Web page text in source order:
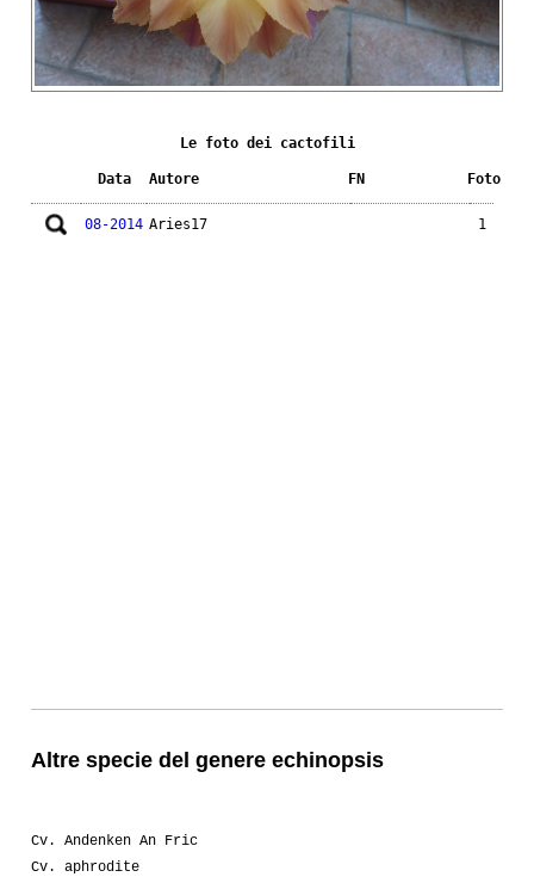
Le foto dei cactofili
Data Autore FN Foto
08-2014 Aries17 1
Altre specie del genere echinopsis
Cv. Andenken An Fric
Cv. aphrodite